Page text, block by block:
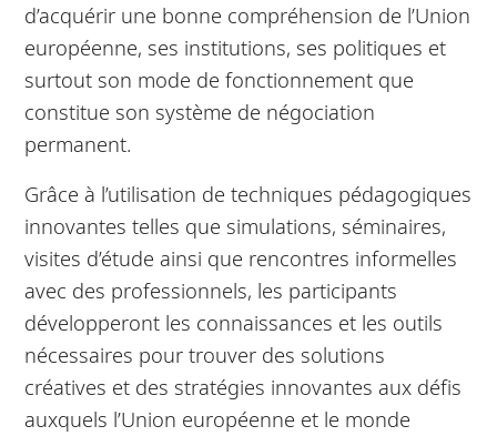
d’acquérir une bonne compréhension de l’Union
européenne, ses institutions, ses politiques et
surtout son mode de fonctionnement que
constitue son système de négociation
permanent.
Grâce à l’utilisation de techniques pédagogiques
innovantes telles que simulations, séminaires,
visites d’étude ainsi que rencontres informelles
avec des professionnels, les participants
développeront les connaissances et les outils
nécessaires pour trouver des solutions
créatives et des stratégies innovantes aux défis
auxquels l’Union européenne et le monde